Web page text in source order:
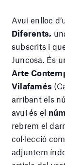
Avui enlloc
Diferents,
subscrits i
Juncosa. És
Arte
Vilafamés
arribant els
avui és el
rebrem el
col·lecció
adjuntem